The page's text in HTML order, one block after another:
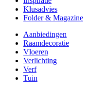
Klusadvies
Folder & Magazine
Aanbiedingen
Raamdecoratie
Vloeren
Verlichting
Verf
Tuin